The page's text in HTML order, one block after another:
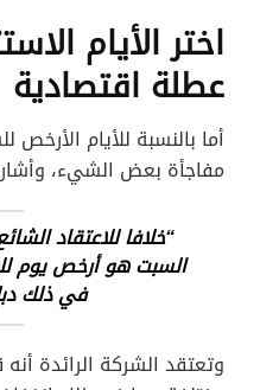
اختر الأيام
عطلة اقتصادية
مفاجأة بعض الشيء،
“خلافا للاعتقاد
في ذلك
وتعتقد الشركة الرائدة